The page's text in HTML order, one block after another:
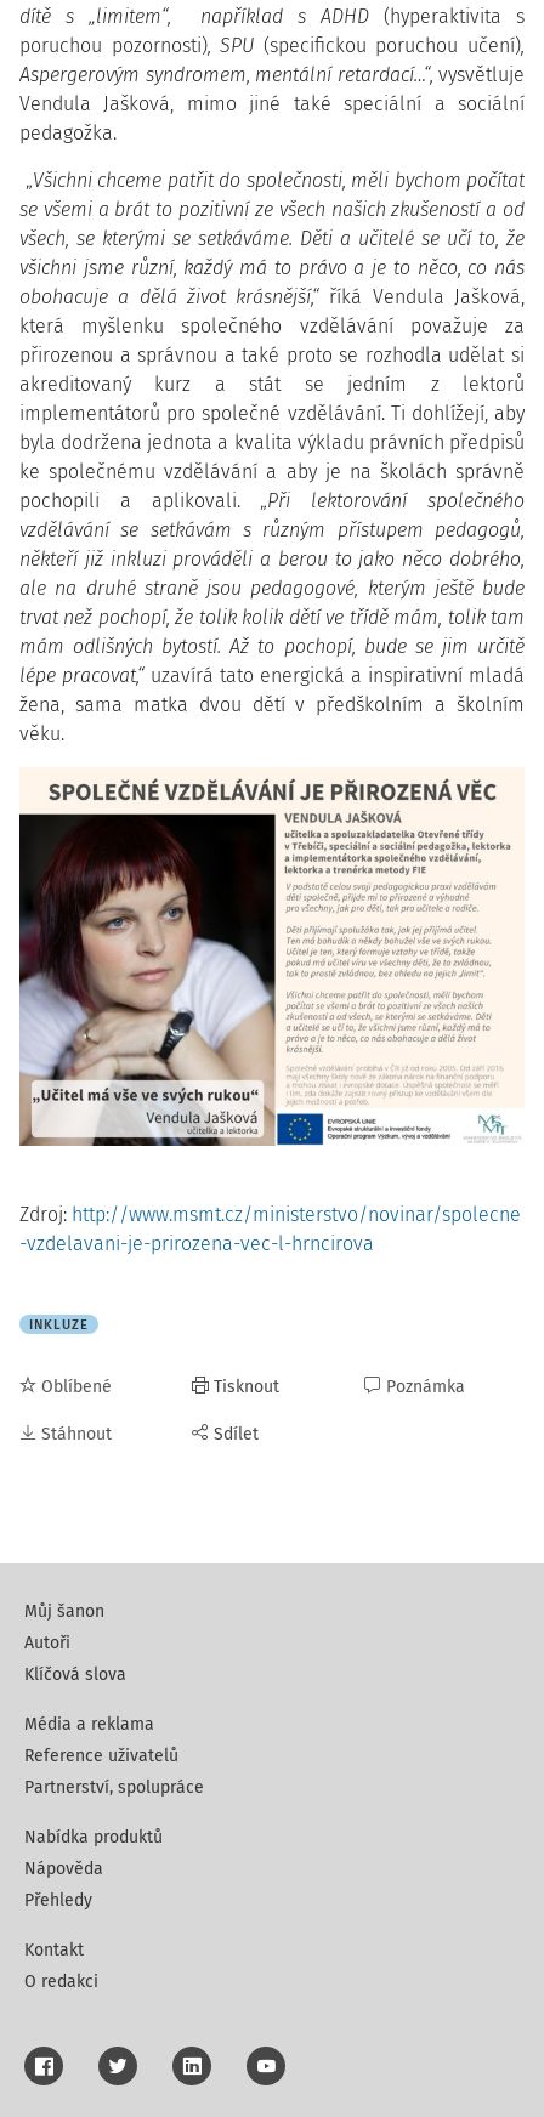
dítě s „limitem“, například s ADHD (hyperaktivita s
poruchou pozornosti), SPU (specifickou poruchou učení),
Aspergerovým syndromem, mentální retardací…“, vysvětluje
Vendula Jašková, mimo jiné také speciální a sociální
pedagožka.
„Všichni chceme patřit do společnosti, měli bychom počítat
se všemi a brát to pozitivní ze všech našich zkušeností a od
všech, se kterými se setkáváme. Děti a učitelé se učí to, že
všichni jsme různí, každý má to právo a je to něco, co nás
obohacuje a dělá život krásnější,“ říká Vendula Jašková,
která myšlenku společného vzdělávání považuje za
přirozenou a správnou a také proto se rozhodla udělat si
akreditovaný kurz a stát se jedním z lektorů
implementátorů pro společné vzdělávání. Ti dohlížejí, aby
byla dodržena jednota a kvalita výkladu právních předpisů
ke společnému vzdělávání a aby je na školách správně
pochopili a aplikovali. „Při lektorování společného
vzdělávání se setkávám s různým přístupem pedagogů,
někteří již inkluzi prováděli a berou to jako něco dobrého,
ale na druhé straně jsou pedagogové, kterým ještě bude
trvat než pochopí, že tolik kolik dětí ve třídě mám, tolik tam
mám odlišných bytostí. Až to pochopí, bude se jim určitě
lépe pracovat,“ uzavírá tato energická a inspirativní mladá
žena, sama matka dvou dětí v předškolním a školním
věku.
Zdroj: http://www.msmt.cz/ministerstvo/novinar/spolecne
-vzdelavani-je-prirozena-vec-l-hrncirova
INKLUZE
Oblíbené
Stáhnout
Tisknout
Sdílet
Poznámka
Můj šanon
Autoři
Klíčová slova
Média a reklama
Reference uživatelů
Partnerství, spolupráce
Nabídka produktů
Nápověda
Přehledy
Kontakt
O redakci